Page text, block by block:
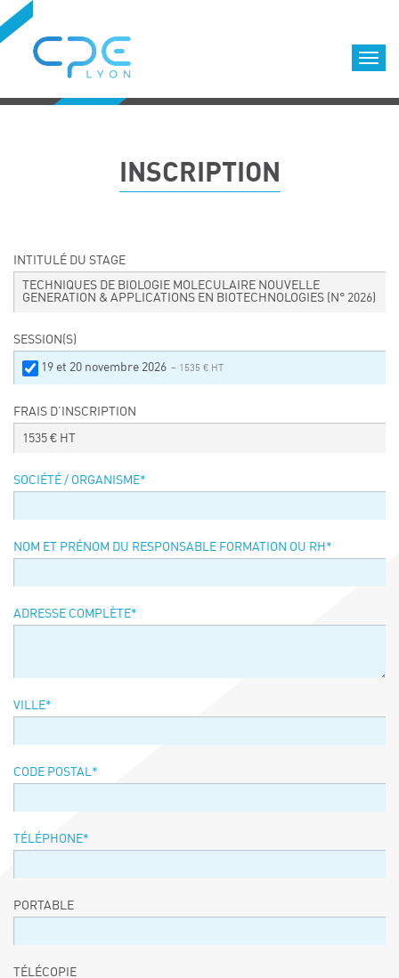
Formations diplômantes
Equipe
Nous choisir
LOCATION DE SALLES DE FORMATION
Accès
Événements
FRENCH-CHINESE CONFERENCE ON GREEN
INSCRIPTION
INTITULÉ DU STAGE
TECHNIQUES DE BIOLOGIE MOLECULAIRE NOUVELLE
GENERATION & APPLICATIONS EN BIOTECHNOLOGIES (N° 2026)
SESSION(S)
19 et 20 novembre 2026 – 1535 € HT
FRAIS D’INSCRIPTION
1535 € HT
SOCIÉTÉ / ORGANISME*
NOM ET PRÉNOM DU RESPONSABLE FORMATION OU RH *
ADRESSE COMPLÈTE*
VILLE*
CODE POSTAL*
TÉLÉPHONE*
PORTABLE
TÉLÉCOPIE
Cookies management panel